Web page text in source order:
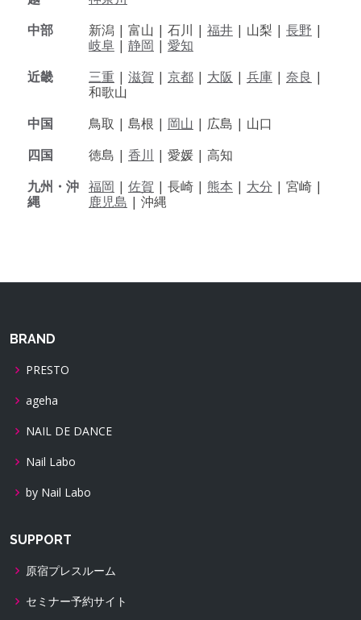
中部
新潟 | 富山 | 石川 | 福井 | 山梨 | 長野 |
岐阜 | 静岡 | 愛知
近畿
三重 | 滋賀 | 京都 | 大阪 | 兵庫 | 奈良 |
和歌山
中国
鳥取 | 島根 | 岡山 | 広島 | 山口
四国
徳島 | 香川 | 愛媛 | 高知
九州・沖
縄
福岡 | 佐賀 | 長崎 | 熊本 | 大分 | 宮崎 |
鹿児島 | 沖縄
BRAND
PRESTO
ageha
NAIL DE DANCE
Nail Labo
by Nail Labo
SUPPORT
原宿プレスルーム
セミナー予約サイト